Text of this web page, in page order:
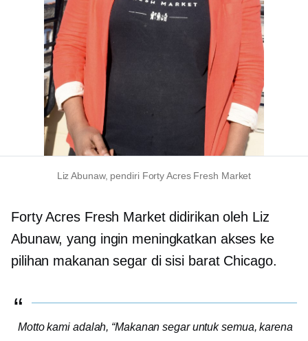
Liz Abunaw, pendiri Forty Acres Fresh Market
Forty Acres Fresh Market didirikan oleh Liz
Abunaw, yang ingin meningkatkan akses ke
pilihan makanan segar di sisi barat Chicago.
Motto kami adalah, “Makanan segar untuk semua, karena